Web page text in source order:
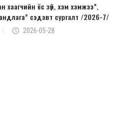
хаагчийн ёс зүй, хэм хэмжээ”,
сэдэвт сургалт /2026-7/
2026-05-28